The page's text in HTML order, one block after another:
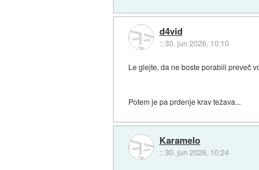
d4vid
::30. jun 2026, 10:10
Le glejte, da ne boste porabili preveč
Potem je pa prdenje krav težava...
Karamelo
::30. jun 2026, 10:24